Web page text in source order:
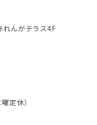
れんがテラス4F
定休）